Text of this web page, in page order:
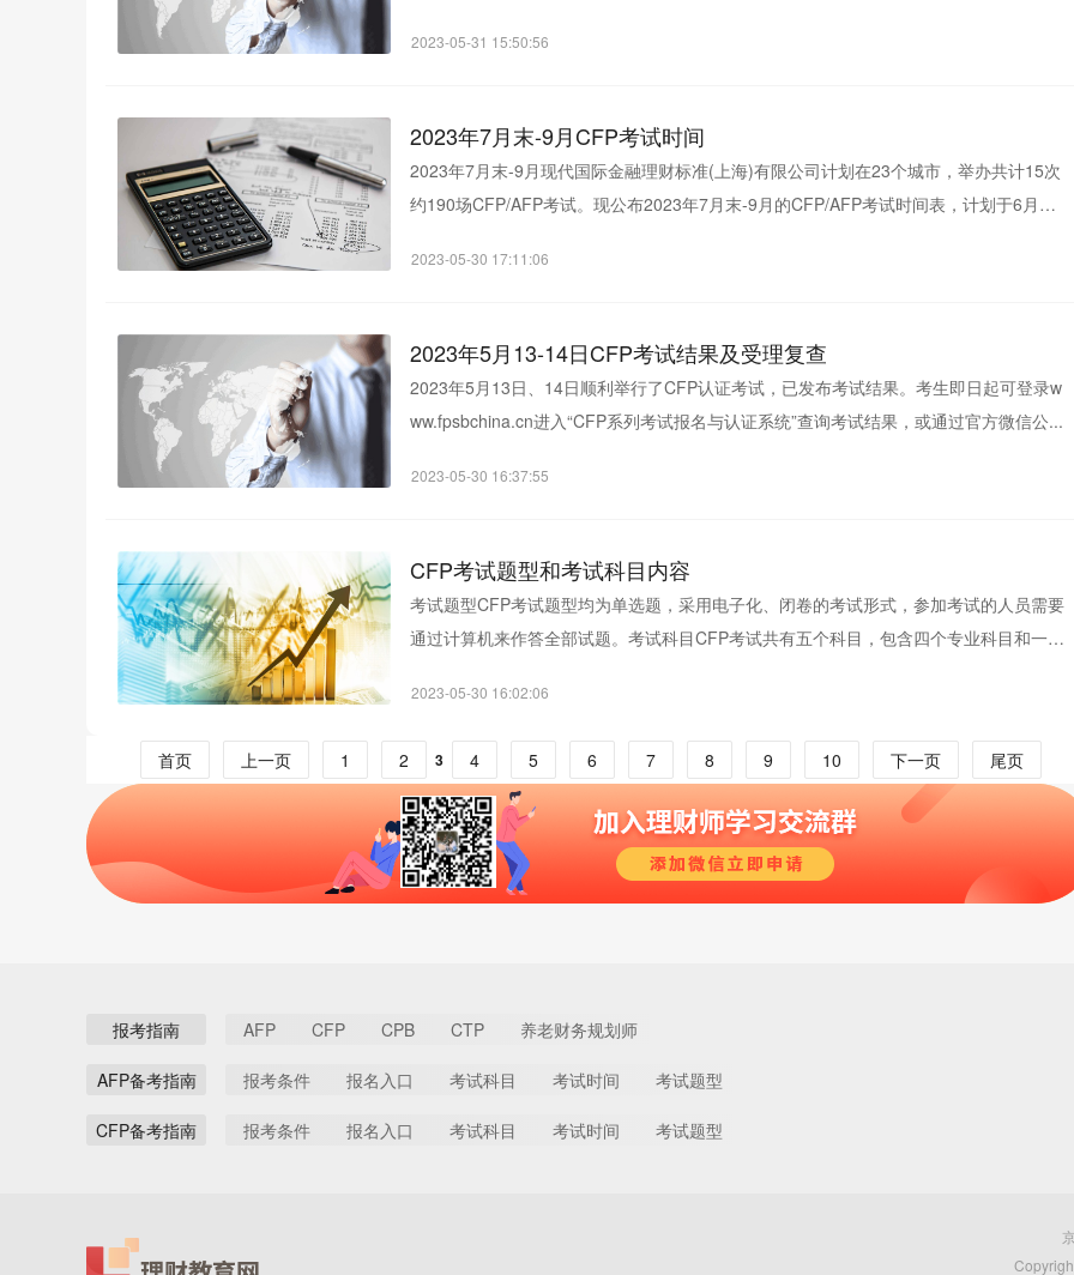
2023-05-31 15:50:56
2023年7月末-9月CFP考试时间
2023年7月末-9月现代国际金融理财标准(上海)有限公司计划在23个城市，举办共计15次
约190场CFP/AFP考试。现公布2023年7月末-9月的CFP/AFP考试时间表，计划于6月21
2023-05-30 17:11:06
2023年5月13-14日CFP考试结果及受理复查
2023年5月13日、14日顺利举行了CFP认证考试，已发布考试结果。考生即日起可登录w
ww.fpsbchina.cn进入“CFP系列考试报名与认证系统”查询考试结果，或通过官方微信公...
2023-05-30 16:37:55
CFP考试题型和考试科目内容
考试题型CFP考试题型均为单选题，采用电子化、闭卷的考试形式，参加考试的人员需要
通过计算机来作答全部试题。考试科目CFP考试共有五个科目，包含四个专业科目和一个
2023-05-30 16:02:06
首页 上一页 1 2 3 4 5 6 7 8 9 10 下一页 尾页
报考指南 AFP CFP CPB CTP 养老财务规划师
AFP备考指南 报考条件 报名入口 考试科目 考试时间 考试题型
CFP备考指南 报考条件 报名入口 考试科目 考试时间 考试题型